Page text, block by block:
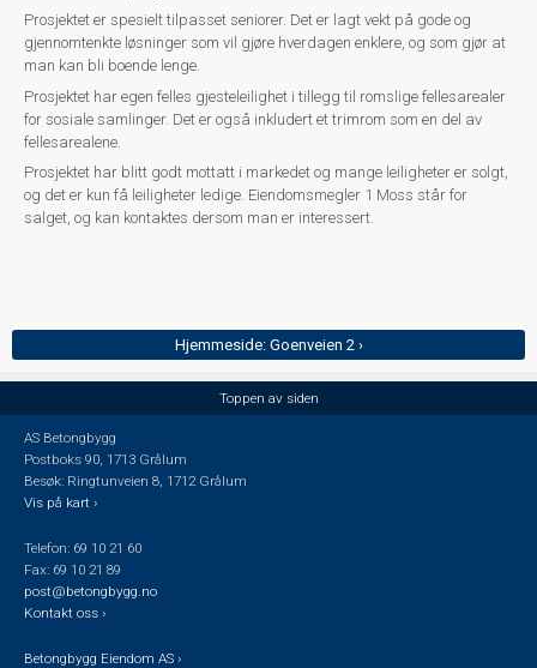
Prosjektet er spesielt tilpasset seniorer. Det er lagt vekt på gode og
gjennomtenkte løsninger som vil gjøre hverdagen enklere, og som gjør at
man kan bli boende lenge.
Prosjektet har egen felles gjesteleilighet i tillegg til romslige fellesarealer
for sosiale samlinger. Det er også inkludert et trimrom som en del av
fellesarealene.
Prosjektet har blitt godt mottatt i markedet og mange leiligheter er solgt,
og det er kun få leiligheter ledige. Eiendomsmegler 1 Moss står for
salget, og kan kontaktes dersom man er interessert.
Hjemmeside: Goenveien 2 ›
Toppen av siden
AS Betongbygg
Postboks 90, 1713 Grålum
Besøk: Ringtunveien 8, 1712 Grålum
Vis på kart ›
Telefon: 69 10 21 60
Fax: 69 10 21 89
post@betongbygg.no
Kontakt oss ›
Betongbygg Eiendom AS ›